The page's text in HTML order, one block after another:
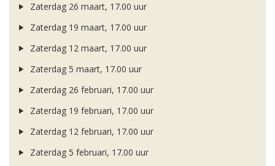
Zaterdag 26 maart, 17.00 uur
Zaterdag 19 maart, 17.00 uur
Zaterdag 12 maart, 17.00 uur
Zaterdag 5 maart, 17.00 uur
Zaterdag 26 februari, 17.00 uur
Zaterdag 19 februari, 17.00 uur
Zaterdag 12 februari, 17.00 uur
Zaterdag 5 februari, 17.00 uur